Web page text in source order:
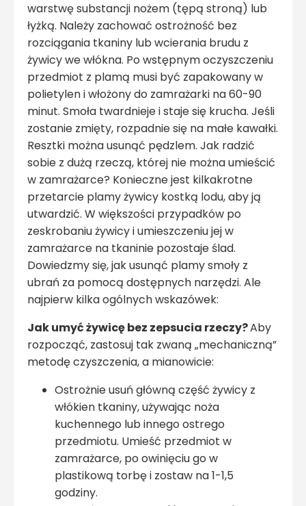
warstwę substancji nożem (tępą stroną) lub
łyżką. Należy zachować ostrożność bez
rozciągania tkaniny lub wcierania brudu z
żywicy we włókna. Po wstępnym oczyszczeniu
przedmiot z plamą musi być zapakowany w
polietylen i włożony do zamrażarki na 60-90
minut. Smoła twardnieje i staje się krucha. Jeśli
zostanie zmięty, rozpadnie się na małe kawałki.
Resztki można usunąć pędzlem. Jak radzić
sobie z dużą rzeczą, której nie można umieścić
w zamrażarce? Konieczne jest kilkakrotne
przetarcie plamy żywicy kostką lodu, aby ją
utwardzić. W większości przypadków po
zeskrobaniu żywicy i umieszczeniu jej w
zamrażarce na tkaninie pozostaje ślad.
Dowiedzmy się, jak usunąć plamy smoły z
ubrań za pomocą dostępnych narzędzi. Ale
najpierw kilka ogólnych wskazówek:
Jak umyć żywicę bez zepsucia rzeczy?Aby
rozpocząć, zastosuj tak zwaną „mechaniczną”
metodę czyszczenia, a mianowicie:
Ostrożnie usuń główną część żywicy z
włókien tkaniny, używając noża
kuchennego lub innego ostrego
przedmiotu. Umieść przedmiot w
zamrażarce, po owinięciu go w
plastikową torbę i zostaw na 1-1,5
godziny.